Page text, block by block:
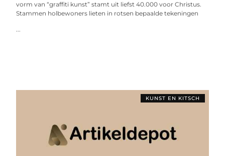
vorm van “graffiti kunst” stamt uit liefst 40.000 voor Christus.
Stammen holbewoners lieten in rotsen bepaalde tekeningen
...
KUNST EN KITSCH